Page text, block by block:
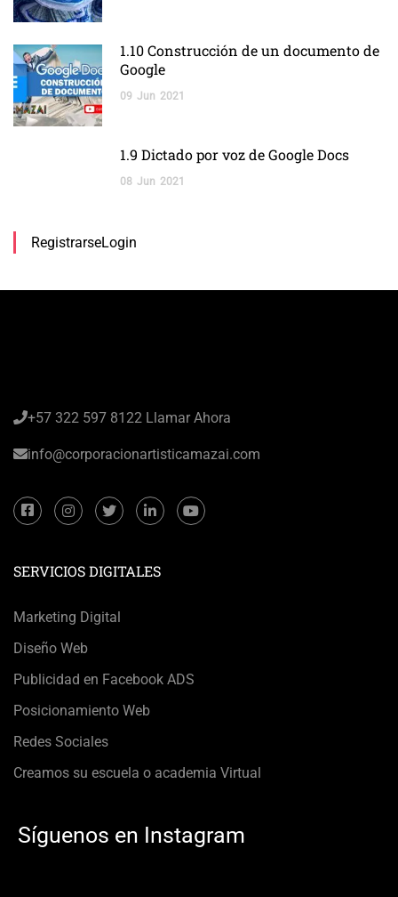
1.10 Construcción de un documento de
Google
09 Jun 2021
1.9 Dictado por voz de Google Docs
08 Jun 2021
RegistrarseLogin
+57 322 597 8122 Llamar Ahora
info@corporacionartisticamazai.com
SERVICIOS DIGITALES
Marketing Digital
Diseño Web
Publicidad en Facebook ADS
Posicionamiento Web
Redes Sociales
Creamos su escuela o academia Virtual
Síguenos en Instagram